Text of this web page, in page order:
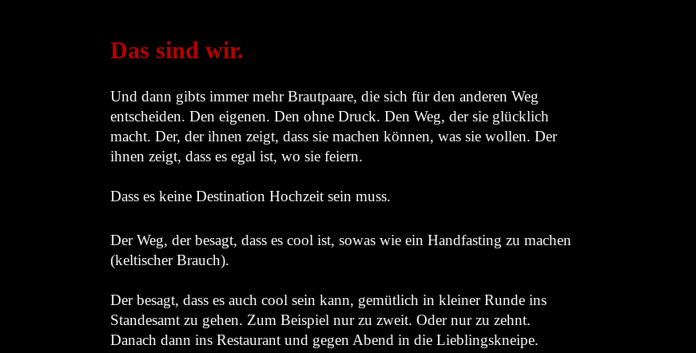
Das sind wir.
Und dann gibts immer mehr Brautpaare, die sich für den anderen Weg
entscheiden. Den eigenen. Den ohne Druck. Den Weg, der sie glücklich
macht. Der, der ihnen zeigt, dass sie machen können, was sie wollen. Der
ihnen zeigt, dass es egal ist, wo sie feiern.
Dass es keine Destination Hochzeit sein muss.
Der Weg, der besagt, dass es cool ist, sowas wie ein Handfasting zu machen
(keltischer Brauch).
Der besagt, dass es auch cool sein kann, gemütlich in kleiner Runde ins
Standesamt zu gehen. Zum Beispiel nur zu zweit. Oder nur zu zehnt.
Danach dann ins Restaurant und gegen Abend in die Lieblingskneipe.